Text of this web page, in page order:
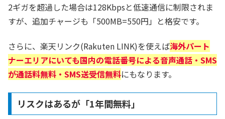
2ギガを超過した場合は128Kbpsと低速通信に制限されま
すが、追加チャージも「500MB=550円」と格安です。
さらに、楽天リンク(Rakuten LINK)を使えば海外パート
ナーエリアにいても国内の電話番号による音声通話・SMS
が通話料無料・SMS送受信無料にもなります。
リスクはあるが「1年間無料」